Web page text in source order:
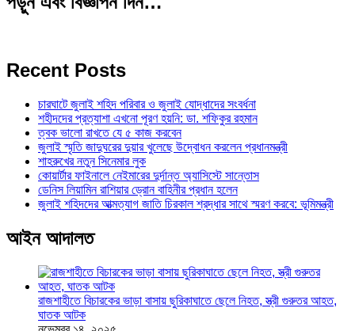
Recent Posts
চারঘাটে জুলাই শহিদ পরিবার ও জুলাই যোদ্ধাদের সংবর্ধনা
শহীদদের প্রত্যাশা এখনো পূরণ হয়নি: ডা. শফিকুর রহমান
ত্বক ভালো রাখতে যে ৫ কাজ করবেন
জুলাই স্মৃতি জাদুঘরের দুয়ার খুলেছে উদ্বোধন করলেন প্রধানমন্ত্রী
শাহরুখের নতুন সিনেমার লুক
কোয়ার্টার ফাইনালে নেইমারের দুর্দান্ত অ্যাসিস্টে সান্তোস
ডেনিস লিয়ামিন রাশিয়ার ড্রোন বাহিনীর প্রধান হলেন
জুলাই শহিদদের আত্মত্যাগ জাতি চিরকাল শ্রদ্ধার সাথে স্মরণ করবে: ভূমিমন্ত্রী
আইন আদালত
রাজশাহীতে বিচারকের ভাড়া বাসায় ছুরিকাঘাতে ছেলে নিহত, স্ত্রী গুরুতর আহত,
ঘাতক আটক